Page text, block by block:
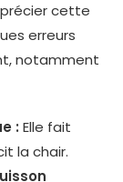
cette
erreurs
notamment
: Elle fait
la chair.